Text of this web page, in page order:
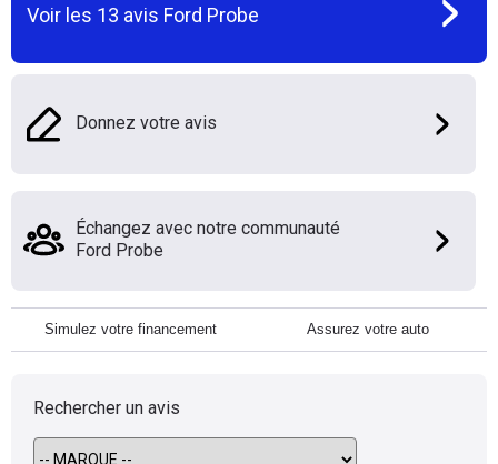
Voir les 13 avis Ford Probe
Donnez votre avis
Échangez avec notre communauté
Ford Probe
Simulez votre financement Assurez votre auto
Rechercher un avis